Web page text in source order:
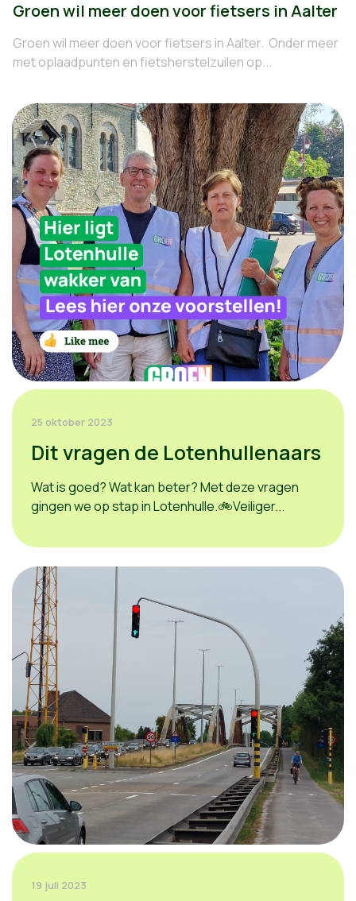
Groen wil meer doen voor fietsers in Aalter
Groen wil meer doen voor fietsers in Aalter. Onder meer
met oplaadpunten en fietsherstelzuilen op...
25 oktober 2023
Dit vragen de Lotenhullenaars
Wat is goed? Wat kan beter? Met deze vragen
gingen we op stap in Lotenhulle.🚲Veiliger...
19 juli 2023